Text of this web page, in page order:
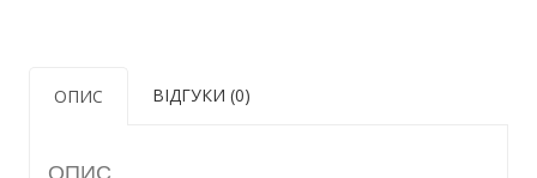
ОПИС ВІДГУКИ (0)